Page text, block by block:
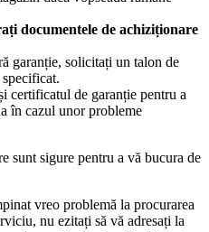
documentele de achiziționare
garanție, solicitați un talon de
certificatul de garanție pentru a
în cazul unor probleme
sunt sigure pentru a vă bucura de
vreo problemă la procurarea
nu ezitați să vă adresați la